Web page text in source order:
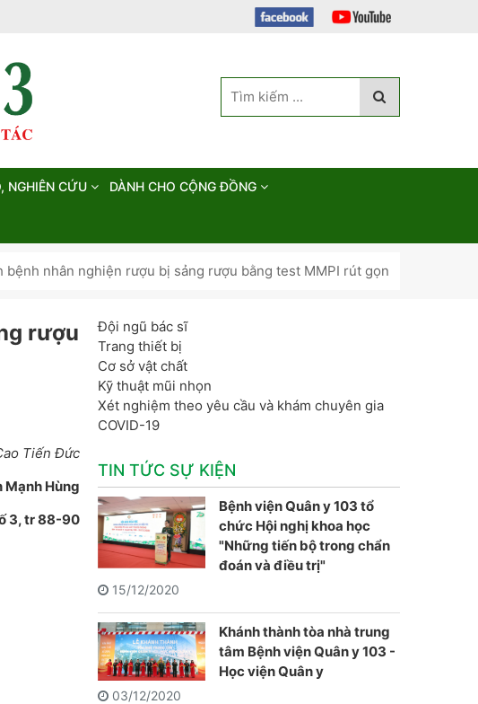
NGHIÊN CỨU DÀNH CHO CỘNG ĐỒNG
bệnh nhân nghiện rượu bị sảng rượu bằng test MMPI rút gọn
rượu
Tiến Đức
Mạnh Hùng
3, tr 88-90
Đội ngũ bác sĩ
Trang thiết bị
Cơ sở vật chất
Kỹ thuật mũi nhọn
Xét nghiệm theo yêu cầu và khám chuyên gia
COVID-19
TIN TỨC SỰ KIỆN
Bệnh viện Quân y 103 tổ
chức Hội nghị khoa học
"Những tiến bộ trong chẩn
đoán và điều trị"
15/12/2020
Khánh thành tòa nhà trung
tâm Bệnh viện Quân y 103 -
Học viện Quân y
03/12/2020